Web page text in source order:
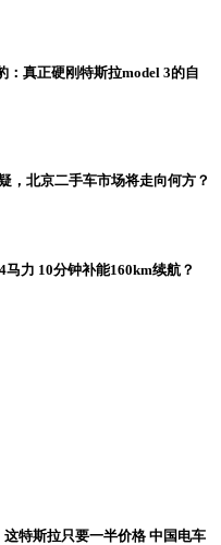
真正硬刚特斯拉model 3的自
，北京二手车市场将走向何方？
力 10分钟补能160km续航？
特斯拉只要一半价格 中国电车